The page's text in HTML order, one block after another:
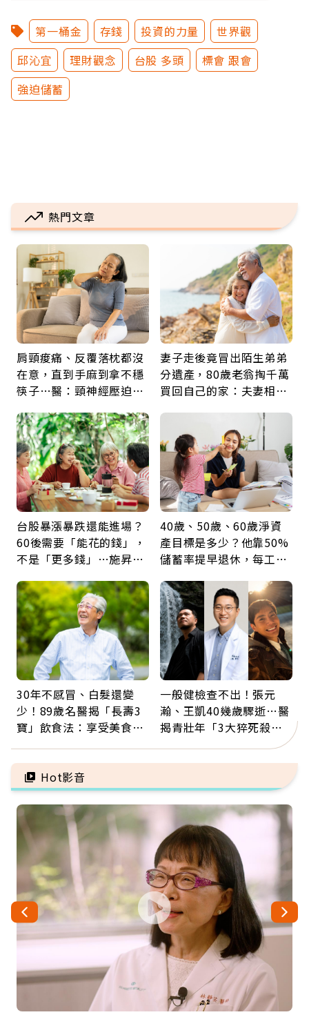
第一桶金 存錢 投資的力量
世界觀
邱沁宜
理財觀念 台股 多頭
標會 跟會
強迫儲蓄
熱門文章
肩頸痠痛、反覆落枕都沒
在意，直到手麻到拿不穩
筷子…醫：頸神經壓迫上
鍵
妻子走後竟冒出陌生弟弟
分遺產，80歲老翁掏千萬
買回自己的家：夫妻相守
台股暴漲暴跌還能進場？
60後需要「能花的錢」，
不是「更多錢」…施昇
票
40歲、50歲、60歲淨資
產目標是多少？他靠50%
儲蓄率提早退休，每工作
30年不感冒、白髮還變
少！89歲名醫揭「長壽3
寶」飲食法：享受美食不
一般健檢查不出！張元
瀚、王凱40幾歲驟逝…醫
揭青壯年「3大猝死殺
手」：靠2檢查揪出9成地
雷
Hot影音